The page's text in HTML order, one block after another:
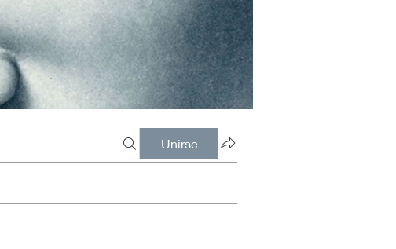
Unirse